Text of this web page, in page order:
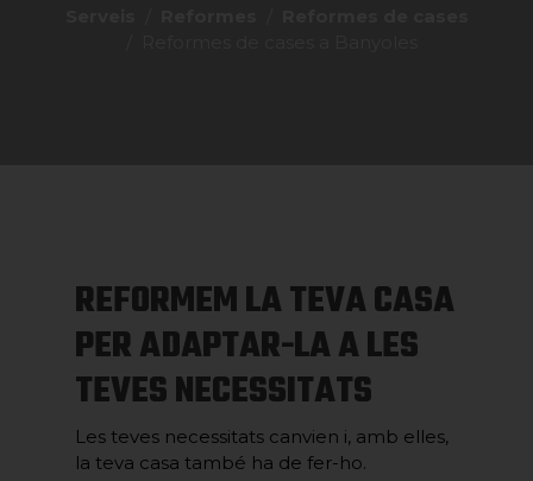
REFORMEM LA TEVA CASA
PER ADAPTAR-LA A LES
TEVES NECESSITATS
Les teves necessitats canvien i, amb elles,
la teva casa també ha de fer-ho.